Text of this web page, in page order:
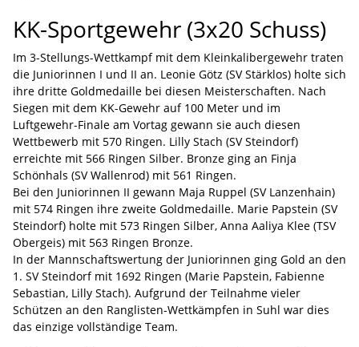
KK-Sportgewehr (3x20 Schuss)
Im 3-Stellungs-Wettkampf mit dem Kleinkalibergewehr traten
die Juniorinnen I und II an. Leonie Götz (SV Stärklos) holte sich
ihre dritte Goldmedaille bei diesen Meisterschaften. Nach
Siegen mit dem KK-Gewehr auf 100 Meter und im
Luftgewehr-Finale am Vortag gewann sie auch diesen
Wettbewerb mit 570 Ringen. Lilly Stach (SV Steindorf)
erreichte mit 566 Ringen Silber. Bronze ging an Finja
Schönhals (SV Wallenrod) mit 561 Ringen.
Bei den Juniorinnen II gewann Maja Ruppel (SV Lanzenhain)
mit 574 Ringen ihre zweite Goldmedaille. Marie Papstein (SV
Steindorf) holte mit 573 Ringen Silber, Anna Aaliya Klee (TSV
Obergeis) mit 563 Ringen Bronze.
In der Mannschaftswertung der Juniorinnen ging Gold an den
1. SV Steindorf mit 1692 Ringen (Marie Papstein, Fabienne
Sebastian, Lilly Stach). Aufgrund der Teilnahme vieler
Schützen an den Ranglisten-Wettkämpfen in Suhl war dies
das einzige vollständige Team.